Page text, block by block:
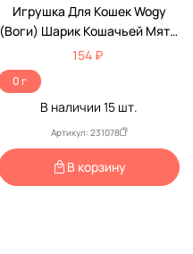
Игрушка Для Кошек Wogy
(Воги) Шарик Кошачьей Мяты
На Палочке С Мататаби
154 ₽
0 г
В наличии 15 шт.
Артикул: 231078
В корзину